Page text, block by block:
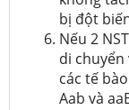
bị đột
Nếu 2
di
các tế
Aab và